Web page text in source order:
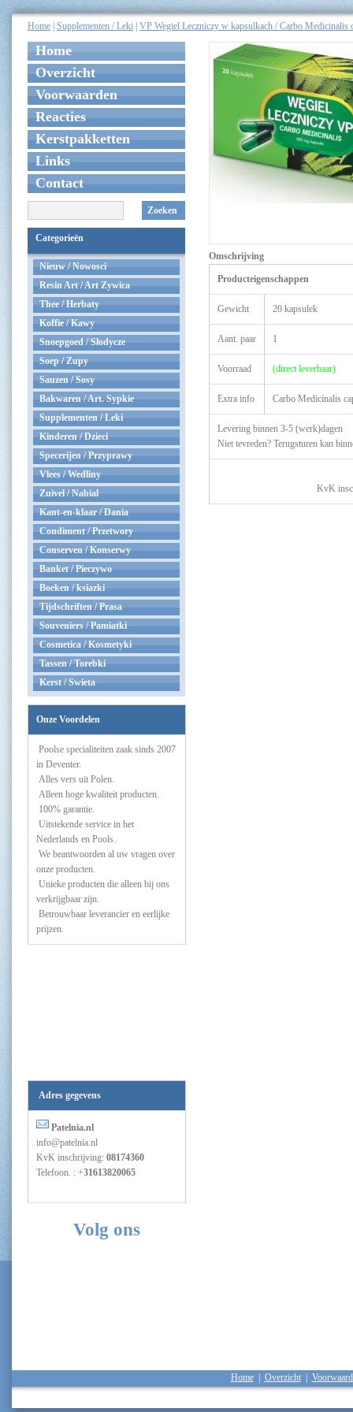
Home Supplementen / Leki VP Wegiel Leczniczy w kapsulkach / Carbo Medicinalis
Home
Overzicht
Voorwaarden
Reacties
Kerstpakketten
Links
Contact
Zoeken
Categorieën
Nieuw / Nowosci
Resin Art / Art Zywica
Thee / Herbaty
Koffie / Kawy
Snoepgoed / Słodycze
Soep / Zupy
Sauzen / Sosy
Bakwaren / Art. Sypkie
Supplementen / Leki
Kinderen / Dzieci
Specerijen / Przyprawy
Vlees / Wedliny
Zuivel / Nabial
Kant-en-klaar / Dania
Condiment / Przetwory
Conserven / Konserwy
Banket / Pieczywo
Boeken / ksiazki
Tijdschriften / Prasa
Souveniers / Pamiatki
Cosmetica / Kosmetyki
Tassen / Torebki
Kerst / Swieta
Onze Voordelen
Poolse specialiteiten zaak sinds 2007
in Deventer.
Alles vers uit Polen.
Alleen hoge kwaliteit producten.
100% garantie.
Uitstekende service in het
Nederlands en Pools.
We beantwoorden al uw vragen over
onze producten.
Unieke producten die alleen bij ons
verkrijgbaar zijn.
Betrouwbaar leverancier en eerlijke
prijzen.
Adres gegevens
Patelnia.nl
info@patelnia.nl
KvK inschrijving: 08174360
Telefoon. : +31613820065
Volg ons
Omschrijving
Producteigenschappen
Gewicht 20 kapsulek
Aant. paar 1
Voorraad (direct leverbaar)
Extra info Carbo Medicinalis
Levering binnen 3-5 (werk)dagen
Niet tevreden? Terugsturen kan
KvK
Home| Overzicht|